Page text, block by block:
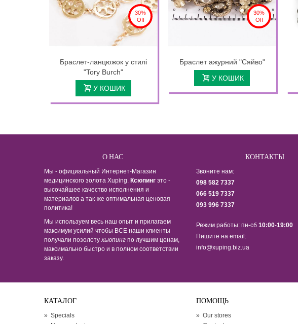
30%
Off
Браслет-ланцюжок у стилі
"Tory Burch"
У КОШИК
30%
Off
Браслет ажурний "Сяйво"
У КОШИК
О НАС
Мы - официальный Интернет-Магазин
медицинского золота Xuping. Ксюпинг это -
высочайшее качество исполнения и
материалов а так-же оптимальная ценовая
политика!
Мы используем весь наш опыт и прилагаем
максимум усилий чтобы ВСЕ наши клиенты
получали позолотухьюпинг по лучшим ценам,
максимально быстро и в полном соответствии
заказу.
КОНТАКТЫ
Звоните нам:
098 582 7337
066 519 7337
093 996 7337
Режим работы: пн-сб 10:00-19:00
Пишите на email:
info@xuping.biz.ua
КАТАЛОГ
» Specials
ПОМОЩЬ
» Our stores